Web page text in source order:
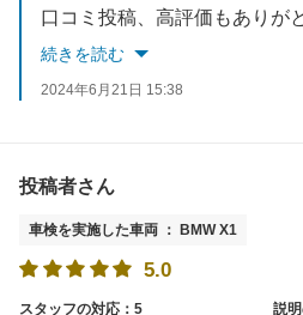
口コミ投稿、高評価もありが
リピートでのご利用とても嬉
是非次回車検もよろしくお願
続きを読む
2024年6月21日 15:38
投稿者さん
車検を実施した車両 ： BMW X1
5.0
スタッフの対応：5 説